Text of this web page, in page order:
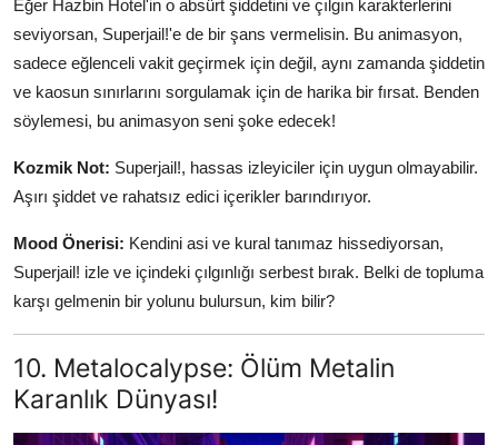
Eğer Hazbin Hotel'in o absürt şiddetini ve çılgın karakterlerini
seviyorsan, Superjail!'e de bir şans vermelisin. Bu animasyon,
sadece eğlenceli vakit geçirmek için değil, aynı zamanda şiddetin
ve kaosun sınırlarını sorgulamak için de harika bir fırsat. Benden
söylemesi, bu animasyon seni şoke edecek!
Kozmik Not: Superjail!, hassas izleyiciler için uygun olmayabilir.
Aşırı şiddet ve rahatsız edici içerikler barındırıyor.
Mood Önerisi: Kendini asi ve kural tanımaz hissediyorsan,
Superjail! izle ve içindeki çılgınlığı serbest bırak. Belki de topluma
karşı gelmenin bir yolunu bulursun, kim bilir?
10. Metalocalypse: Ölüm Metalin
Karanlık Dünyası!